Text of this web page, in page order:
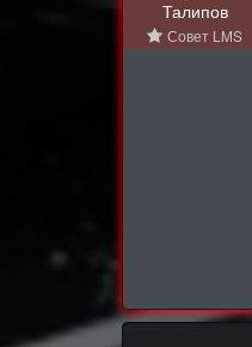
Талипов
Совет LMS